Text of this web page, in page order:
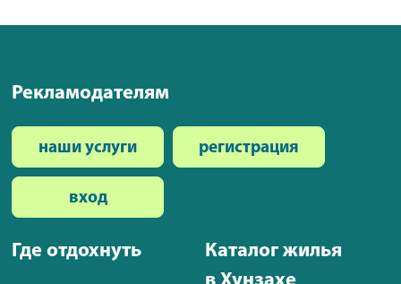
Где отдохнуть
Каталог жилья
Рекламодателям
наши услуги регистрация
вход